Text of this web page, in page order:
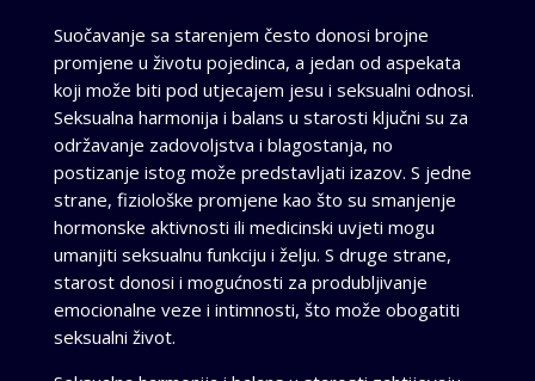
Suočavanje sa starenjem često donosi brojne
promjene u životu pojedinca, a jedan od aspekata
koji može biti pod utjecajem jesu i seksualni odnosi.
Seksualna harmonija i balans u starosti ključni su za
održavanje zadovoljstva i blagostanja, no
postizanje istog može predstavljati izazov. S jedne
strane, fiziološke promjene kao što su smanjenje
hormonske aktivnosti ili medicinski uvjeti mogu
umanjiti seksualnu funkciju i želju. S druge strane,
starost donosi i mogućnosti za produbljivanje
emocionalne veze i intimnosti, što može obogatiti
seksualni život.